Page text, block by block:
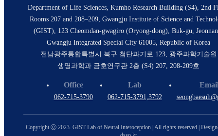
Department of Life Sciences, Kumho Research Building (S4), 2nd
Rooms 207 and 208–209, Gwangju Institute of Science and
(GIST), 123 Cheomdan-gwagiro (Oryong-dong), Buk-gu,
Gwangju Integrated Special City 61005, Republic of Korea
전남광주통합특별시 북구 첨단과기로 123, 광주과학기술원
생명과학과 금호연구관 2층 (S4) 207, 208-209호
Office
062-715-3790
Lab
062-715-3791,3792
Copyright ⓒ 2023. GIST Lab of Neural Interoception | All rights reserved |